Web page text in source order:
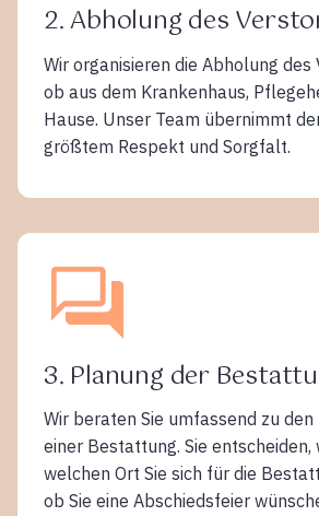
2. Abholung des
Wir organisieren die Abholung
ob aus dem Krankenhaus,
Hause. Unser Team übernimmt
größtem Respekt und Sorgfalt.
3. Planung der
Wir beraten Sie umfassend zu
einer Bestattung. Sie entscheiden,
welchen Ort Sie sich für die
ob Sie eine Abschiedsfeier